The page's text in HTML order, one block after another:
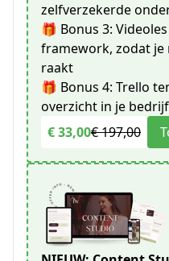
zelfverzekerde
🎁 Bonus 3:
framework, zodat
raakt
🎁 Bonus 4: Trello
overzicht in je bedrijf
€ 33,00€ 197,00